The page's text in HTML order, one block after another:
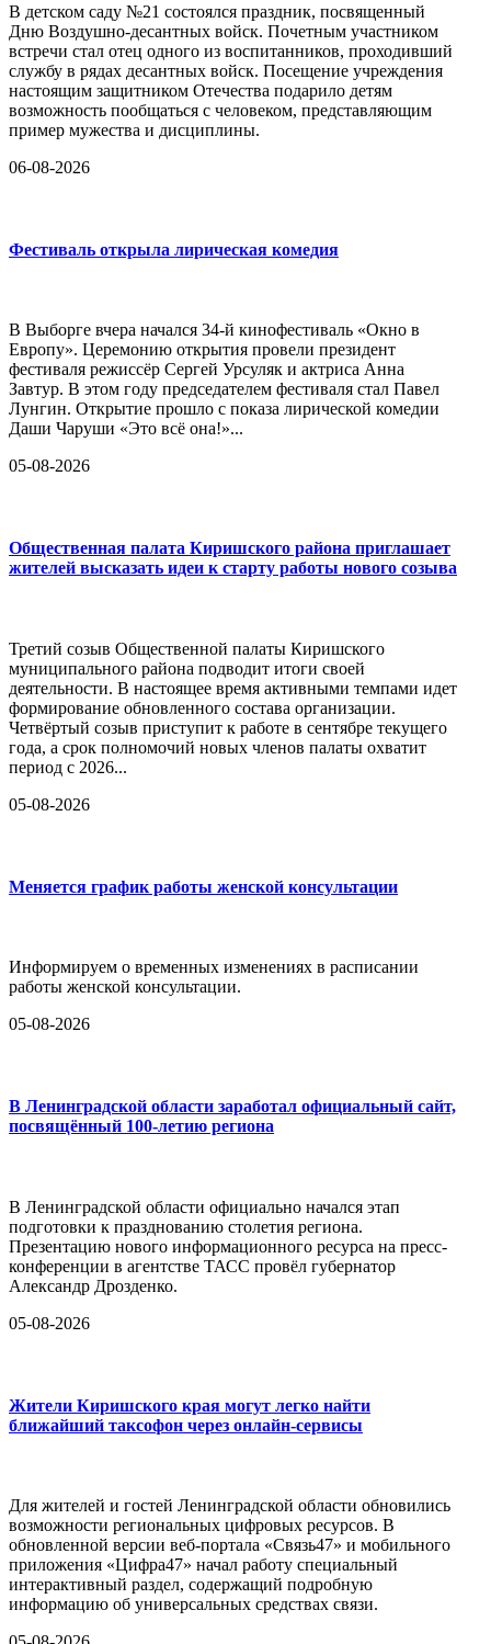
В детском саду №21 состоялся праздник, посвященный
Дню Воздушно-десантных войск. Почетным участником
встречи стал отец одного из воспитанников, проходивший
службу в рядах десантных войск. Посещение учреждения
настоящим защитником Отечества подарило детям
возможность пообщаться с человеком, представляющим
пример мужества и дисциплины.
06-08-2026
Фестиваль открыла лирическая комедия
В Выборге вчера начался 34-й кинофестиваль «Окно в
Европу». Церемонию открытия провели президент
фестиваля режиссёр Сергей Урсуляк и актриса Анна
Завтур. В этом году председателем фестиваля стал Павел
Лунгин. Открытие прошло с показа лирической комедии
Даши Чаруши «Это всё она!»...
05-08-2026
Общественная палата Киришского района приглашает
жителей высказать идеи к старту работы нового созыва
Третий созыв Общественной палаты Киришского
муниципального района подводит итоги своей
деятельности. В настоящее время активными темпами идет
формирование обновленного состава организации.
Четвёртый созыв приступит к работе в сентябре текущего
года, а срок полномочий новых членов палаты охватит
период с 2026...
05-08-2026
Меняется график работы женской консультации
Информируем о временных изменениях в расписании
работы женской консультации.
05-08-2026
В Ленинградской области заработал официальный сайт,
посвящённый 100-летию региона
В Ленинградской области официально начался этап
подготовки к празднованию столетия региона.
Презентацию нового информационного ресурса на пресс-
конференции в агентстве ТАСС провёл губернатор
Александр Дрозденко.
05-08-2026
Жители Киришского края могут легко найти
ближайший таксофон через онлайн-сервисы
Для жителей и гостей Ленинградской области обновились
возможности региональных цифровых ресурсов. В
обновленной версии веб-портала «Связь47» и мобильного
приложения «Цифра47» начал работу специальный
интерактивный раздел, содержащий подробную
информацию об универсальных средствах связи.